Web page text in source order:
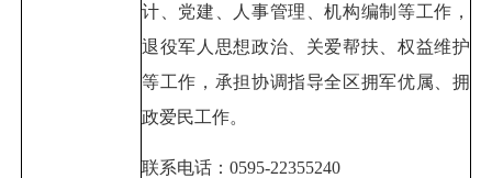
计、党建、人事管理、机构编制等工作，
退役军人思想政治、关爱帮扶、权益维护
等工作，承担协调指导全区拥军优属、拥
政爱民工作。
联系电话：0595-22355240